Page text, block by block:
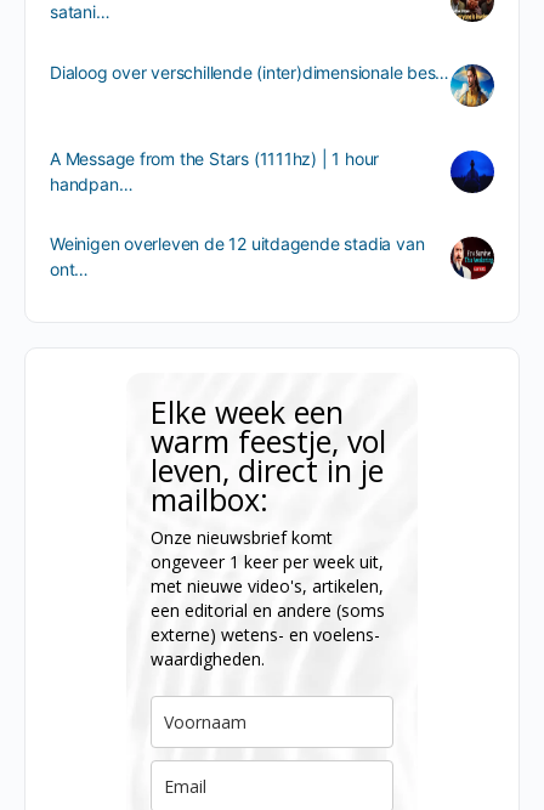
satani…
Dialoog over verschillende (inter)dimensionale bes…
A Message from the Stars (1111hz) | 1 hour
handpan…
Weinigen overleven de 12 uitdagende stadia van
ont…
Elke week een
warm feestje, vol
leven, direct in je
mailbox:
Onze nieuwsbrief komt
ongeveer 1 keer per week uit,
met nieuwe video's, artikelen,
een editorial en andere (soms
externe) wetens- en voelens-
waardigheden.